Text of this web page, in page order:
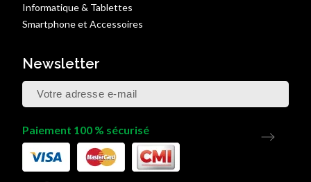
Informatique & Tablettes
Smartphone et Accessoires
Newsletter
Paiement 100 % sécurisé